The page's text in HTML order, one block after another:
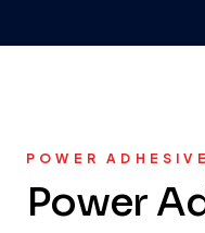
POWER
Power